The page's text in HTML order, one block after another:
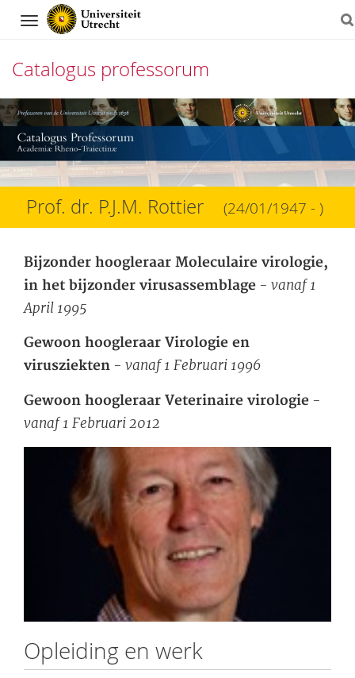
Navigation
Catalogus professorum
Direct
naar
het
inhoud
Prof. dr. P.J.M. Rottier (24/01/1947 - )
Bijzonder hoogleraar Moleculaire virologie,
in het bijzonder virusassemblage - vanaf 1
April 1995
Gewoon hoogleraar Virologie en
virusziekten - vanaf 1 Februari 1996
Gewoon hoogleraar Veterinaire virologie -
vanaf 1 Februari 2012
Opleiding en werk